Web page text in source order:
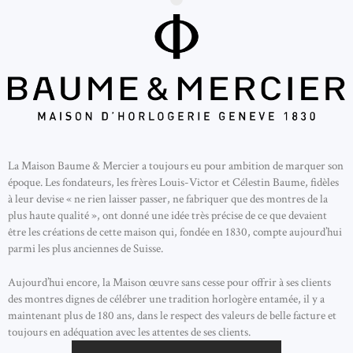
La Maison Baume & Mercier a toujours eu pour ambition de marquer son
époque. Les fondateurs, les frères Louis-Victor et Célestin Baume, fidèles
à leur devise « ne rien laisser passer, ne fabriquer que des montres de la
plus haute qualité », ont donné une idée très précise de ce que devaient
être les créations de cette maison qui, fondée en 1830, compte aujourd’hui
parmi les plus anciennes de Suisse.
Aujourd’hui encore, la Maison œuvre sans cesse pour offrir à ses clients
des montres dignes de célébrer une tradition horlogère entamée, il y a
maintenant plus de 180 ans, dans le respect des valeurs de belle facture et
toujours en adéquation avec les attentes de ses clients.